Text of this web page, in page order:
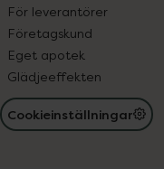
För leverantörer
Företagskund
Eget apotek
Glädjeeffekten
Cookieinställningar